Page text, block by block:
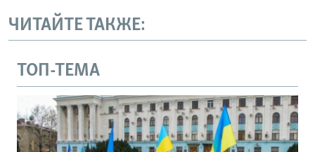
ЧИТАЙТЕ ТАКЖЕ:
ТОП-ТЕМА